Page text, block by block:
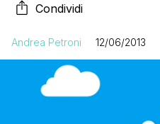
Condividi
Andrea Petroni 12/06/2013